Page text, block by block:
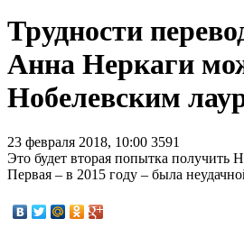
Трудности
Анна Неркаги
Нобелевским
23 февраля 2018, 10:00 3591
Это будет вторая попытка получить
Первая – в 2015 году – была